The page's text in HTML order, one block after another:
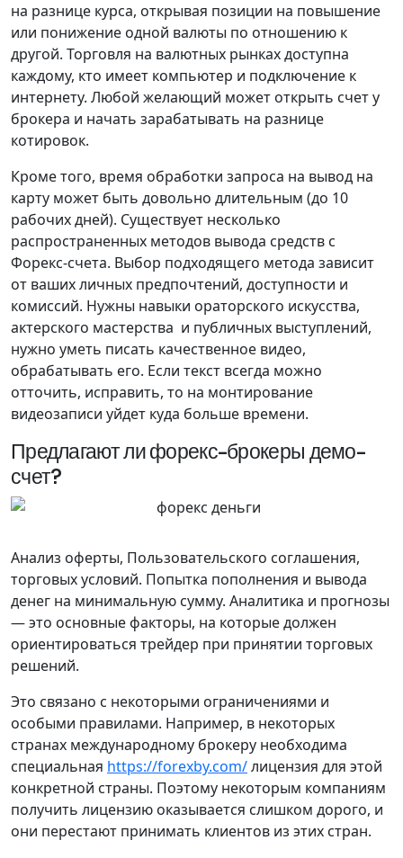
на разнице курса, открывая позиции на повышение
или понижение одной валюты по отношению к
другой. Торговля на валютных рынках доступна
каждому, кто имеет компьютер и подключение к
интернету. Любой желающий может открыть счет у
брокера и начать зарабатывать на разнице
котировок.
Кроме того, время обработки запроса на вывод на
карту может быть довольно длительным (до 10
рабочих дней). Существует несколько
распространенных методов вывода средств с
Форекс-счета. Выбор подходящего метода зависит
от ваших личных предпочтений, доступности и
комиссий. Нужны навыки ораторского искусства,
актерского мастерства и публичных выступлений,
нужно уметь писать качественное видео,
обрабатывать его. Если текст всегда можно
отточить, исправить, то на монтирование
видеозаписи уйдет куда больше времени.
Предлагают ли форекс-брокеры демо-
счет?
Анализ оферты, Пользовательского соглашения,
торговых условий. Попытка пополнения и вывода
денег на минимальную сумму. Аналитика и прогнозы
— это основные факторы, на которые должен
ориентироваться трейдер при принятии торговых
решений.
Это связано с некоторыми ограничениями и
особыми правилами. Например, в некоторых
странах международному брокеру необходима
специальная https://forexby.com/лицензия для этой
конкретной страны. Поэтому некоторым компаниям
получить лицензию оказывается слишком дорого, и
они перестают принимать клиентов из этих стран.